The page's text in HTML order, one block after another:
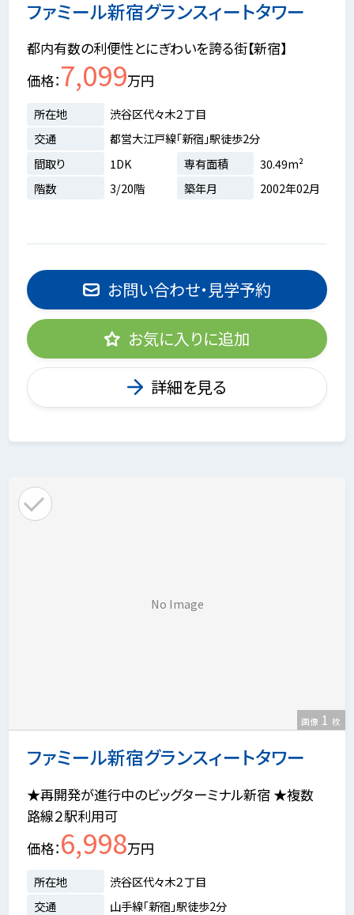
ファミール新宿グランスィートタワー
都内有数の利便性とにぎわいを誇る街【新宿】
価格 7,099万円
所在地
渋谷区代々木２丁目
交通
都営大江戸線「新宿」駅徒歩2分
間取り
1DK 専有面積
30.49m²
階数
3/20階 築年月 2002年02月
お問い合わせ・見学予約
お気に入りに追加
詳細を見る
ファミール新宿グランスィートタワー
No Image
画像 1 枚
★再開発が進行中のビッグターミナル新宿 ★複数
路線２駅利用可
価格 6,998万円
所在地
渋谷区代々木２丁目
交通
山手線「新宿」駅徒歩2分